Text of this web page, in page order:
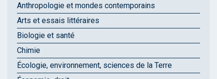
Anthropologie et mondes contemporains
Arts et essais littéraires
Biologie et santé
Chimie
Écologie, environnement, sciences de la Terre